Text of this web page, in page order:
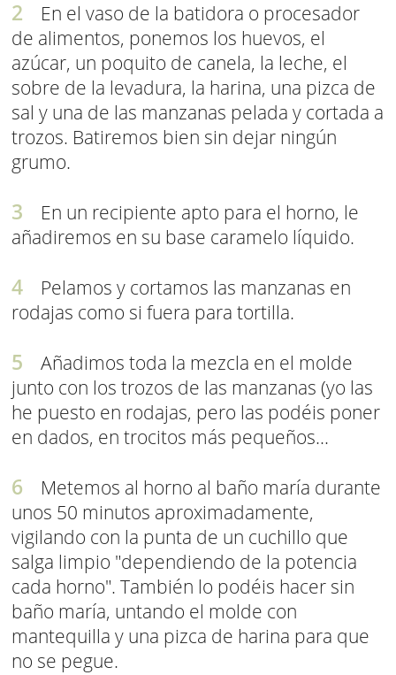
En el vaso de la batidora o procesador
de alimentos, ponemos los huevos, el
azúcar, un poquito de canela, la leche, el
sobre de la levadura, la harina, una pizca de
sal y una de las manzanas pelada y cortada a
trozos. Batiremos bien sin dejar ningún
grumo.
En un recipiente apto para el horno, le
añadiremos en su base caramelo líquido.
Pelamos y cortamos las manzanas en
rodajas como si fuera para tortilla.
Añadimos toda la mezcla en el molde
junto con los trozos de las manzanas (yo las
he puesto en rodajas, pero las podéis poner
en dados, en trocitos más pequeños...
Metemos al horno al baño maría durante
unos 50 minutos aproximadamente,
vigilando con la punta de un cuchillo que
salga limpio "dependiendo de la potencia
cada horno". También lo podéis hacer sin
baño maría, untando el molde con
mantequilla y una pizca de harina para que
no se pegue.